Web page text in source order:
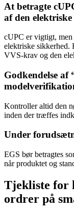
At betragte
af den
cUPC er vigtigt, men
elektriske sikkerhed.
VVS-krav og den
Godkendelse
Kontroller altid den
inden der træffes
Under
EGS bør betragtes
når produktet og
Tjekliste for
ordrer på